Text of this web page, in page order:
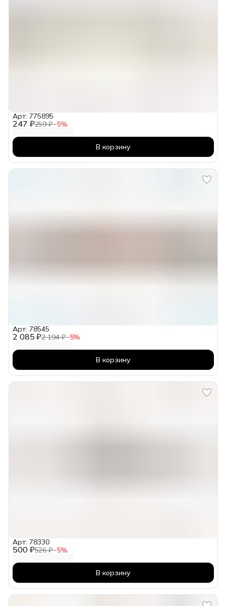
247 ₽259 ₽−5%
Арт: 775895
В корзину
2 085 ₽2 194 ₽−5%
Арт: 78545
В корзину
500 ₽526 ₽−5%
Арт: 78330
В корзину